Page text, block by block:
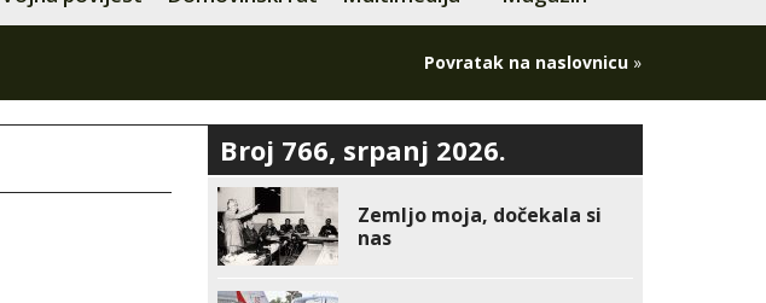
Povratak na naslovnicu »
Broj 766, srpanj 2026.
Zemljo moja, dočekala si
nas